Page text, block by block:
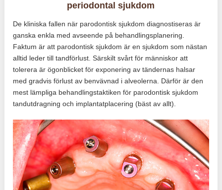
periodontal sjukdom
De kliniska fallen när parodontisk sjukdom diagnostiseras är
ganska enkla med avseende på behandlingsplanering.
Faktum är att parodontisk sjukdom är en sjukdom som nästan
alltid leder till tandförlust. Särskilt svårt för människor att
tolerera är ögonblicket för exponering av tändernas halsar
med gradvis förlust av benvävnad i alveolerna. Därför är den
mest lämpliga behandlingstaktiken för parodontisk sjukdom
tandutdragning och implantatplacering (bäst av allt).